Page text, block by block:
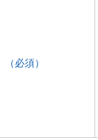
（必須）